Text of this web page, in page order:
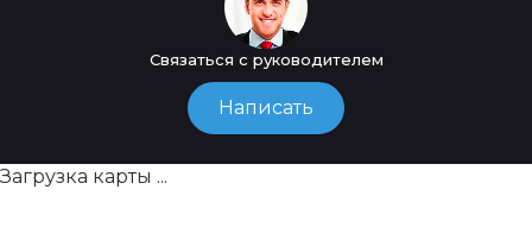
Связаться с руководителем
Написать
Загрузка карты ...